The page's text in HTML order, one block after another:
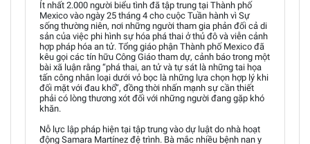
Ít nhất 2.000 người biểu tình đã tập trung tại Thành phố
Mexico vào ngày 25 tháng 4 cho cuộc Tuần hành vì Sự
sống thường niên, nơi những người tham gia phản đối cả di
sản của việc phi hình sự hóa phá thai ở thủ đô và viễn cảnh
hợp pháp hóa an tử. Tổng giáo phận Thành phố Mexico đã
kêu gọi các tín hữu Công Giáo tham dự, cảnh báo trong một
bài xã luận rằng “phá thai, an tử và tự sát là những tai họa
tấn công nhân loại dưới vỏ bọc là những lựa chọn hợp lý khi
đối mặt với đau khổ”, đồng thời nhấn mạnh sự cần thiết
phải có lòng thương xót đối với những người đang gặp khó
khăn.
Nỗ lực lập pháp hiện tại tập trung vào dự luật do nhà hoạt
động Samara Martínez đệ trình. Bà mắc nhiều bệnh nan y